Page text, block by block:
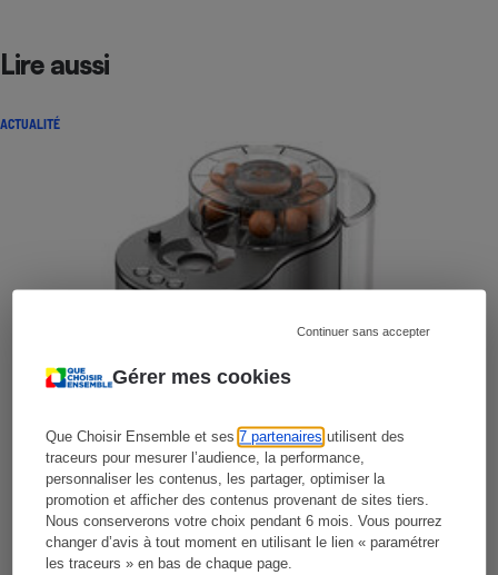
Gérer mes cookies
Que Choisir Ensemble et ses7 partenaires utilisent des
traceurs pour mesurer l’audience, la performance,
personnaliser les contenus, les partager, optimiser la
promotion et afficher des contenus provenant de sites tiers.
Nous conserverons votre choix pendant 6 mois. Vous pourrez
changer d’avis à tout moment en utilisant le lien « paramétrer
les traceurs » en bas de chaque page.
Continuer sans accepter
Lire aussi
ACTUALITÉ